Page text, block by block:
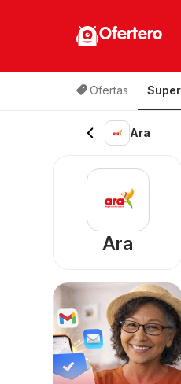
Ofertero
Ofertas
Ara
Ara